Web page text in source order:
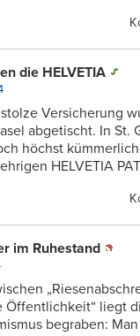
die HELVETIA
Versicherung
abgetischt. In St.
höchst
HELVETIA
im Ruhestand
Öffentlichkeit“ liegt
begraben: